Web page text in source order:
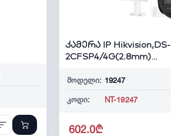
კამერა IP Hikvision,DS-
2CFSP4/4G(2.8mm)
მოდელი: 19247
კოდი: NT-19247
602.0₾